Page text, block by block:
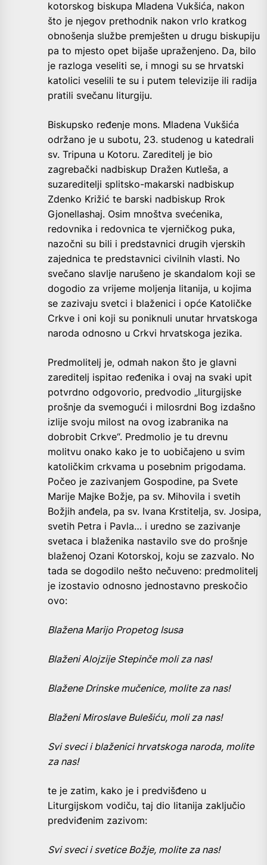
kotorskog biskupa Mladena Vukšića, nakon
što je njegov prethodnik nakon vrlo kratkog
obnošenja službe premješten u drugu biskupiju
pa to mjesto opet bijaše upraženjeno. Da, bilo
je razloga veseliti se, i mnogi su se hrvatski
katolici veselili te su i putem televizije ili radija
pratili svečanu liturgiju.
Biskupsko ređenje mons. Mladena Vukšića
održano je u subotu, 23. studenog u katedrali
sv. Tripuna u Kotoru. Zareditelj je bio
zagrebački nadbiskup Dražen Kutleša, a
suzareditelji splitsko-makarski nadbiskup
Zdenko Križić te barski nadbiskup Rrok
Gjonellashaj. Osim mnoštva svećenika,
redovnika i redovnica te vjerničkog puka,
nazočni su bili i predstavnici drugih vjerskih
zajednica te predstavnici civilnih vlasti. No
svečano slavlje narušeno je skandalom koji se
dogodio za vrijeme moljenja litanija, u kojima
se zazivaju svetci i blaženici i opće Katoličke
Crkve i oni koji su poniknuli unutar hrvatskoga
naroda odnosno u Crkvi hrvatskoga jezika.
Predmolitelj je, odmah nakon što je glavni
zareditelj ispitao ređenika i ovaj na svaki upit
potvrdno odgovorio, predvodio „liturgijske
prošnje da svemogući i milosrdni Bog izdašno
izlije svoju milost na ovog izabranika na
dobrobit Crkve“. Predmolio je tu drevnu
molitvu onako kako je to uobičajeno u svim
katoličkim crkvama u posebnim prigodama.
Počeo je zazivanjem Gospodine, pa Svete
Marije Majke Božje, pa sv. Mihovila i svetih
Božjih anđela, pa sv. Ivana Krstitelja, sv. Josipa,
svetih Petra i Pavla… i uredno se zazivanje
svetaca i blaženika nastavilo sve do prošnje
blaženoj Ozani Kotorskoj, koju se zazvalo. No
tada se dogodilo nešto nečuveno: predmolitelj
je izostavio odnosno jednostavno preskočio
ovo:
Blažena Marijo Propetog Isusa
Blaženi Alojzije Stepinče moli za nas!
Blažene Drinske mučenice, molite za nas!
Blaženi Miroslave Bulešiću, moli za nas!
Svi sveci i blaženici hrvatskoga naroda, molite
za nas!
te je zatim, kako je i predvišđeno u
Liturgijskom vodiču, taj dio litanija zaključio
predviđenim zazivom:
Svi sveci i svetice Božje, molite za nas!